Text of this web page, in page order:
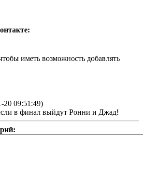
иметь возможность добавлять
20 09:51:49)
в финал выйдут Ронни и Джад!